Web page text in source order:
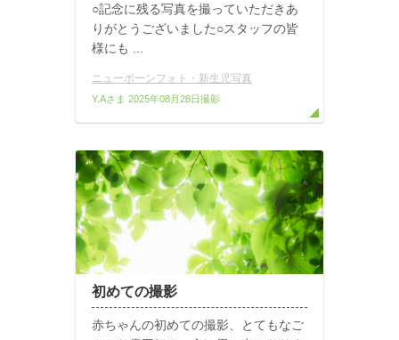
○記念に残る写真を撮っていただきあ
りがとうございました○スタッフの皆
様にも ...
ニューボーンフォト・新生児写真
Y.Aさま 2025年08月28日撮影
初めての撮影
赤ちゃんの初めての撮影、とてもなご